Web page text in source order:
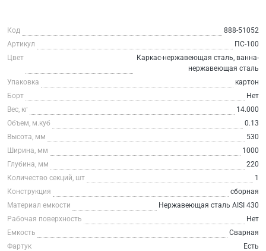
Код
888-51052
Артикул
ПС-100
Цвет
Каркас-нержавеющая сталь, ванна-
нержавеющая сталь
Упаковка
картон
Борт
Нет
Вес, кг
14.000
Объем, м.куб
0.13
Высота, мм
530
Ширина, мм
1000
Глубина, мм
220
Количество секций, шт
1
Конструкция
сборная
Материал емкости
Нержавеющая сталь AISI 430
Рабочая поверхность
Нет
Емкость
Сварная
Фартук
Есть